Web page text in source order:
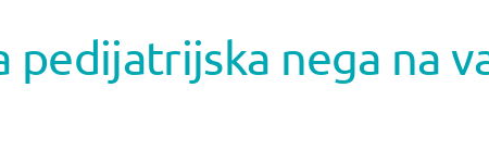
pedijatrijska nega na